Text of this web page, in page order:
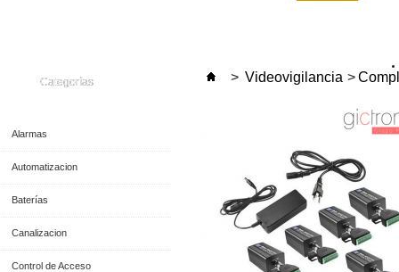
Categorías
Alarmas
Automatizacion
Baterías
Canalizacion
Control de Acceso
> Videovigilancia >